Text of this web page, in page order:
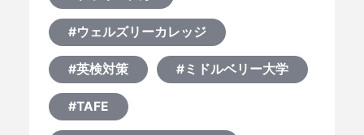
#ウェルズリーカレッジ
#英検対策 #ミドルベリー大学
#TAFE